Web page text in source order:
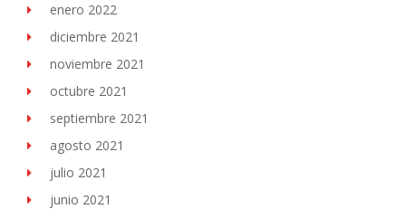
enero 2022
diciembre 2021
noviembre 2021
octubre 2021
septiembre 2021
agosto 2021
julio 2021
junio 2021